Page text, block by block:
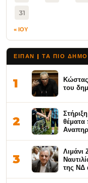
31
« ΙΟΥ
ΕΙΠΑΝ | ΤΑ ΠΙΟ
1
του
2
3
Λιμάνι
της ΝΔ